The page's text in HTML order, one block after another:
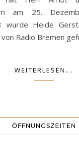
am 25.
wurde Heide
Radio Bremen
WEITERLESEN...
ÖFFNUNGSZEITEN